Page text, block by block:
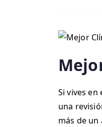
Si vives
una
más de un